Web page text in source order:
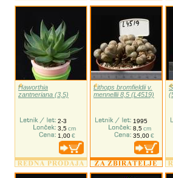
Haworthia
zantneriana (3,5)
2-3
3,5cm
1,00€
Lithops bromfieldii v.
mennellii 8,5 (L4519)
1995
8,5cm
35,00€